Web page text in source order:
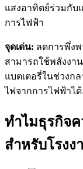
แสงอาทิตย์ร่วมกับ
การไฟฟ้า
จุดเด่น: ลดการพึ่ง
สามารถใช้พลังงา
แบตเตอรี่ในช่วงก
ไฟจากการไฟฟ้าไ
ทำไมธุรกิจ
สำหรับโรงง